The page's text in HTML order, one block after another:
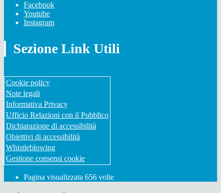
Facebook
Youtube
Instagram
Sezione Link Utili
Cookie policy
Note legali
Informativa Privacy
Ufficio Relazioni con il Pubblico
Dichiarazione di accessibilità
Obiettivi di accessibilità
Whistleblowing
Gestione consensi cookie
Pagina visualizzata 656 volte